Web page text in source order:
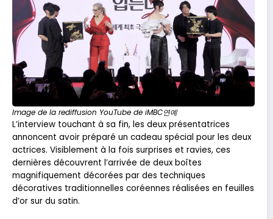
Image de la rediffusion YouTube de iMBC연예
L’interview touchant à sa fin, les deux présentatrices
annoncent avoir préparé un cadeau spécial pour les deux
actrices. Visiblement à la fois surprises et ravies, ces
dernières découvrent l’arrivée de deux boîtes
magnifiquement décorées par des techniques
décoratives traditionnelles coréennes réalisées en feuilles
d’or sur du satin.